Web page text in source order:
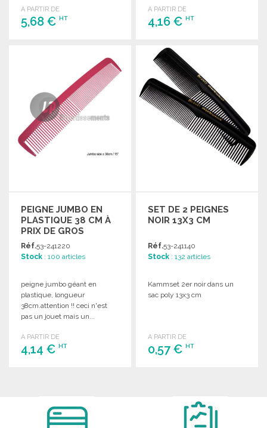
A PARTIR DE
5,68 € HT
Demander un devis
A PARTIR DE
4,16 €HT
COMMANDER
Demander un devis
PEIGNE JUMBO EN
PLASTIQUE 38 CM À
PRIX DE GROS
Réf.53-241220
Stock : 100 articles
peigne jumbo géant en
plastique, longueur
38cm.attention !! ceci n'est
pas un jouet mais un...
A PARTIR DE
4,14 € HT
SET DE 2 PEIGNES
NOIR 13X3 CM
Réf.53-241140
Stock : 132 articles
Kammset 2er noir dans un
sac poly 13x3 cm
A PARTIR DE
0,57 €HT